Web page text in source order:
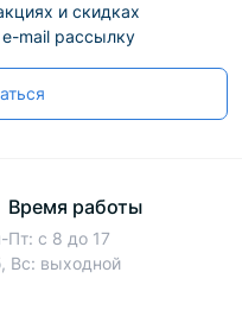
и скидках
mail рассылку
Время работы
Пт: с 8 до 17
Вс: выходной